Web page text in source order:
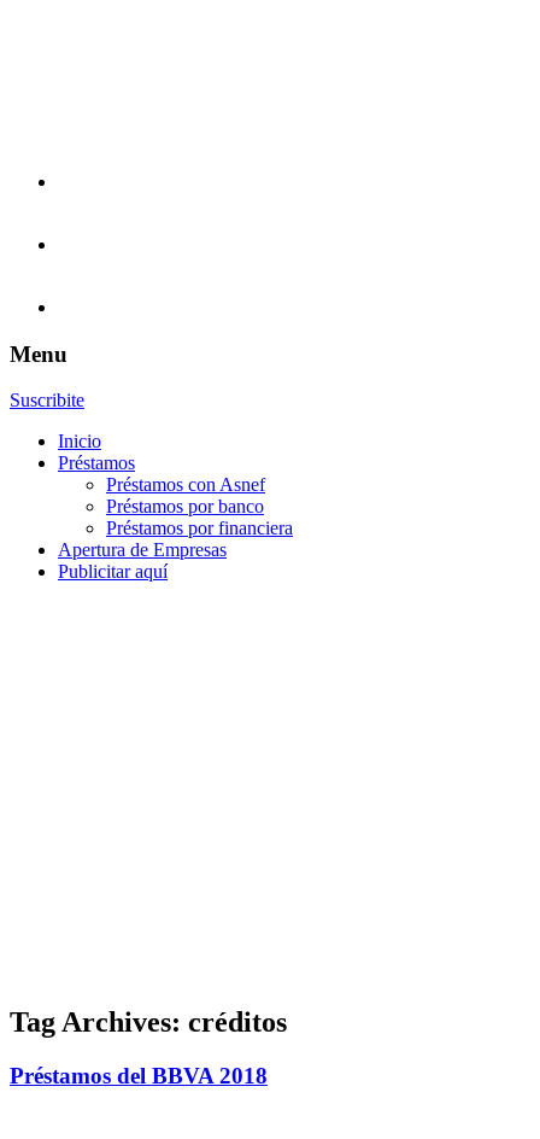
Menu
Suscribite
Inicio
Préstamos
Préstamos con Asnef
Préstamos por banco
Préstamos por financiera
Apertura de Empresas
Publicitar aquí
Tag Archives: créditos
Préstamos del BBVA 2018